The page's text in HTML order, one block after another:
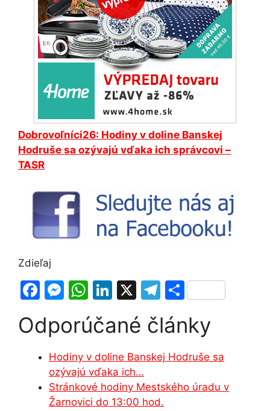
Dobrovoľníci26: Hodiny v doline Banskej
Hodruše sa ozývajú vďaka ich správcovi –
TASR
Zdieľaj
F
c
e
b
o
o
M
s
s
e
n
g
W
at
A
p
p
Li
k
dI
n
X
T
e
gr
a
m
S
ar
e
Odporúčané články
Hodiny v doline Banskej Hodruše sa
ozývajú vďaka ich…
Stránkové hodiny Mestského úradu v
Žarnovici do 13:00 hod.